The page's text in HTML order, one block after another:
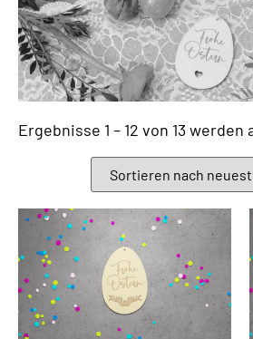
Ergebnisse 1 – 12 von 13 werden